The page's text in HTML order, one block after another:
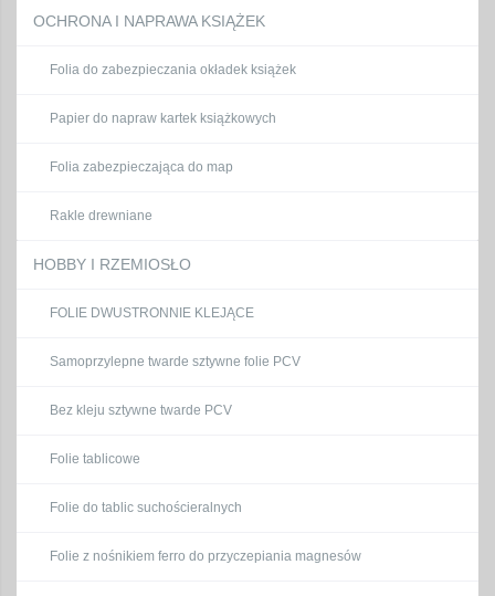
OCHRONA I NAPRAWA KSIĄŻEK
Folia do zabezpieczania okładek książek
Papier do napraw kartek książkowych
Folia zabezpieczająca do map
Rakle drewniane
HOBBY I RZEMIOSŁO
FOLIE DWUSTRONNIE KLEJĄCE
Samoprzylepne twarde sztywne folie PCV
Bez kleju sztywne twarde PCV
Folie tablicowe
Folie do tablic suchościeralnych
Folie z nośnikiem ferro do przyczepiania magnesów